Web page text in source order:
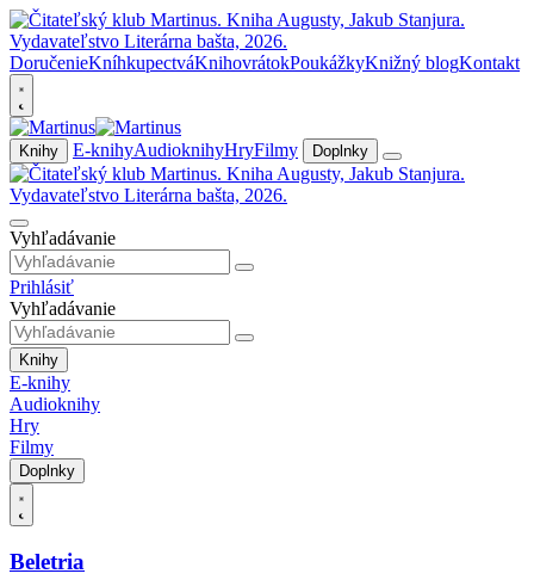
DoručenieKníhkupectváKnihovrátokPoukážkyKnižný blogKontakt
Knihy E-knihyAudioknihyHryFilmy Doplnky
Vyhľadávanie
Prihlásiť
Vyhľadávanie
Knihy
E-knihy
Audioknihy
Hry
Filmy
Doplnky
Beletria